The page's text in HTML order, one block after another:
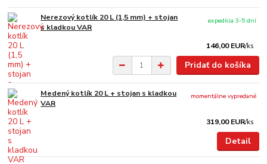
Nerezový kotlík 20 L (1,5 mm) + stojan
s kladkou VAR
146,00 EUR/ks
expedícia 3-5 dní
Pridať do košíka
Medený kotlík 20 L + stojan s kladkou
VAR
319,00 EUR/ks
momentálne vypredané
Detail